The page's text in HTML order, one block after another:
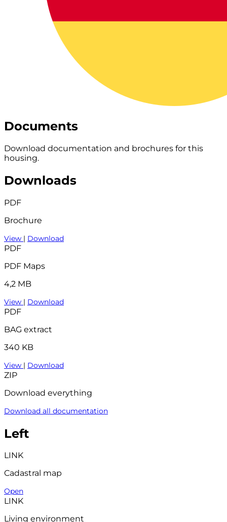
Documents
Download documentation and brochures for this
housing.
Downloads
PDF
Brochure
View | Download
PDF
PDF Maps
4,2 MB
View | Download
PDF
BAG extract
340 KB
View | Download
ZIP
Download everything
Download all documentation
Left
LINK
Cadastral map
Open
LINK
Living environment